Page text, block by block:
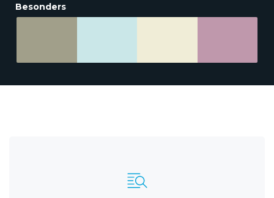
Besonders